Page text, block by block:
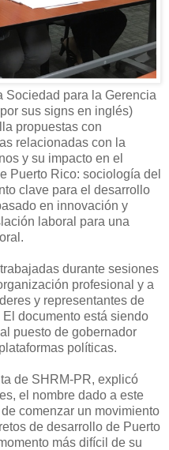
Sociedad para la Gerencia
sus signs en inglés)
propuestas con
relacionadas con la
y su impacto en el
Puerto Rico: sociología del
clave para el desarrollo
en innovación y
laboral para una
durante sesiones
profesional y a
y representantes de
documento está siendo
puesto de gobernador
políticas.
de SHRM-PR, explicó
el nombre dado a este
comenzar un movimiento
de desarrollo de Puerto
más difícil de su